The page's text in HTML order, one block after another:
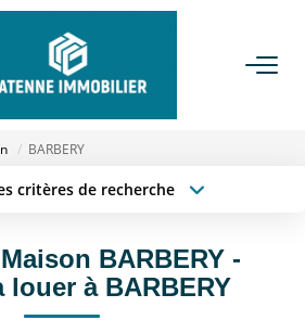
GESTION
BARBERY
critères de recherche
Surface min
BARBERY -
louer à BARBERY